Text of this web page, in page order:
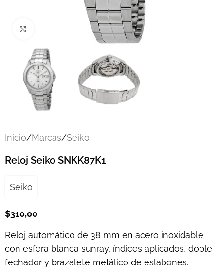
Click to enlarge
Inicio/Marcas/Seiko
Reloj Seiko SNKK87K1
Seiko
$310,00
Reloj automático de 38 mm en acero inoxidable
con esfera blanca sunray, índices aplicados, doble
fechador y brazalete metálico de eslabones.